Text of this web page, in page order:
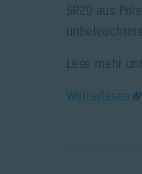
SR20 aus
Lese mehr
Weiterlesen